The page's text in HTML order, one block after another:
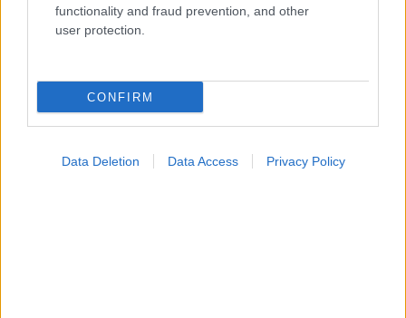
functionality and fraud prevention, and other
user protection.
CONFIRM
Data Deletion Data Access Privacy Policy